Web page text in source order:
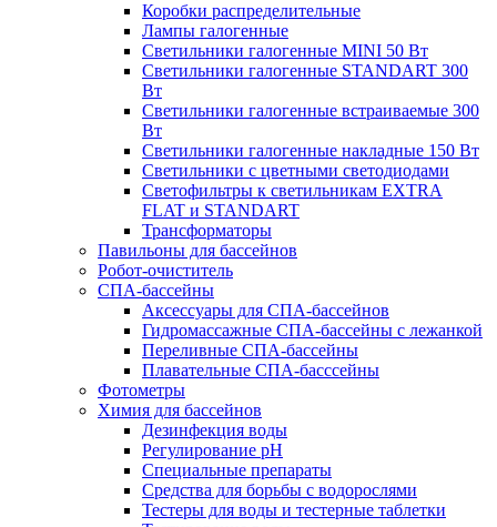
Коробки распределительные
Лампы галогенные
Светильники галогенные MINI 50 Вт
Светильники галогенные STANDART 300
Вт
Светильники галогенные встраиваемые 300
Вт
Светильники галогенные накладные 150 Вт
Светильники с цветными светодиодами
Светофильтры к светильникам EXTRA
FLAT и STANDART
Трансформаторы
Павильоны для бассейнов
Робот-очиститель
СПА-бассейны
Аксессуары для СПА-бассейнов
Гидромассажные СПА-бассейны с лежанкой
Переливные СПА-бассейны
Плавательные СПА-басссейны
Фотометры
Химия для бассейнов
Дезинфекция воды
Регулирование pH
Специальные препараты
Средства для борьбы с водорослями
Тестеры для воды и тестерные таблетки